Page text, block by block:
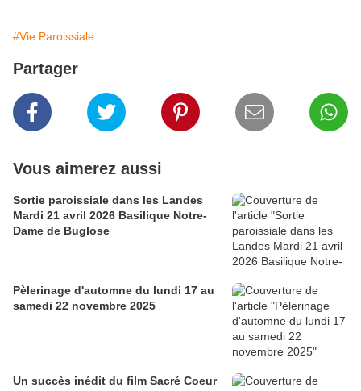
#Vie Paroissiale
Partager
Vous aimerez aussi
Sortie paroissiale dans les Landes
Mardi 21 avril 2026 Basilique Notre-
Dame de Buglose
Pèlerinage d'automne du lundi 17 au
samedi 22 novembre 2025
Un succès inédit du film Sacré Coeur